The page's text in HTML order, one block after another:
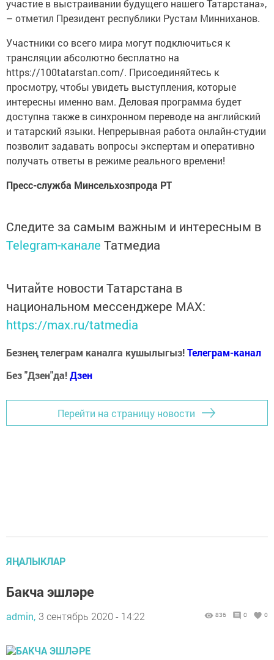
участие в выстраивании будущего нашего Татарстана»,
– отметил Президент республики Рустам Минниханов.
Участники со всего мира могут подключиться к
трансляции абсолютно бесплатно на
https://100tatarstan.com/. Присоединяйтесь к
просмотру, чтобы увидеть выступления, которые
интересны именно вам. Деловая программа будет
доступна также в синхронном переводе на английский
и татарский языки. Непрерывная работа онлайн-студии
позволит задавать вопросы экспертам и оперативно
получать ответы в режиме реального времени!
Пресс-служба Минсельхозпрода РТ
Следите за самым важным и интересным в
Telegram-канале Татмедиа
Читайте новости Татарстана в
национальном мессенджере MАХ:
https://max.ru/tatmedia
Безнең телеграм каналга кушылыгыз!Телеграм-канал
Без "Дзен"да!Дзен
Перейти на страницу новости
ЯҢАЛЫКЛАР
Бакча эшләре
admin, 3 сентябрь 2020 - 14:22 836 0 0